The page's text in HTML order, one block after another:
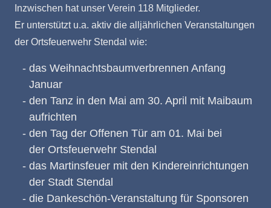
Inzwischen hat unser Verein 118 Mitglieder.
Er unterstützt u.a. aktiv die alljährlichen Veranstaltungen
der Ortsfeuerwehr Stendal wie:
das Weihnachtsbaumverbrennen Anfang
Januar
den Tanz in den Mai am 30. April mit Maibaum
aufrichten
den Tag der Offenen Tür am 01. Mai bei
der Ortsfeuerwehr Stendal
das Martinsfeuer mit den Kindereinrichtungen
der Stadt Stendal
die Dankeschön-Veranstaltung für Sponsoren